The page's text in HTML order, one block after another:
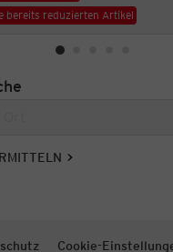
bereits reduzierten Artikel
Cookie-